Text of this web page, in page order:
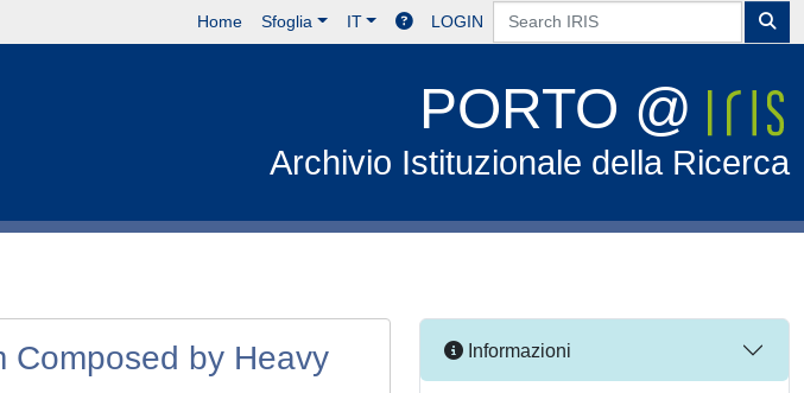
Home Sfoglia IT LOGIN
PORTO @
Archivio Istituzionale della Ricerca
Composed by Heavy
Informazioni